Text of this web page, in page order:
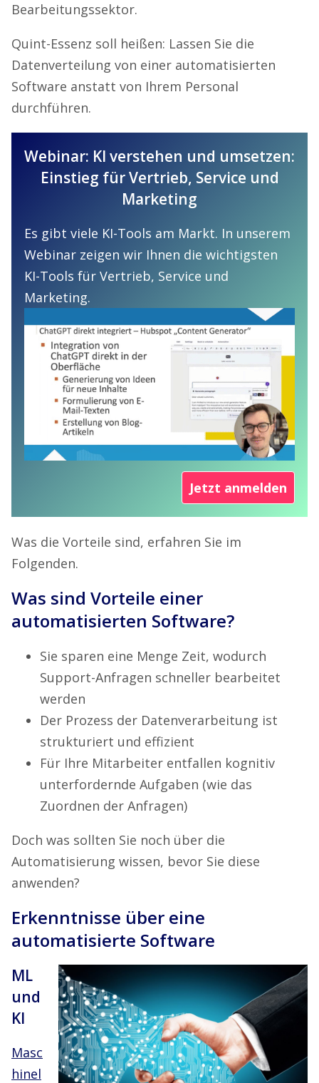
Bearbeitungssektor.
Quint-Essenz soll heißen: Lassen Sie die
Datenverteilung von einer automatisierten
Software anstatt von Ihrem Personal
durchführen.
Webinar: KI verstehen und umsetzen:
Einstieg für Vertrieb, Service und
Marketing
Es gibt viele KI-Tools am Markt. In unserem
Webinar zeigen wir Ihnen die wichtigsten
KI-Tools für Vertrieb, Service und
Marketing.
Jetzt anmelden
Was die Vorteile sind, erfahren Sie im
Folgenden.
Was sind Vorteile einer
automatisierten Software?
Sie sparen eine Menge Zeit, wodurch
Support-Anfragen schneller bearbeitet
werden
Der Prozess der Datenverarbeitung ist
strukturiert und effizient
Für Ihre Mitarbeiter entfallen kognitiv
unterfordernde Aufgaben (wie das
Zuordnen der Anfragen)
Doch was sollten Sie noch über die
Automatisierung wissen, bevor Sie diese
anwenden?
Erkenntnisse über eine
automatisierte Software
ML
und
KI
Masc
hinel